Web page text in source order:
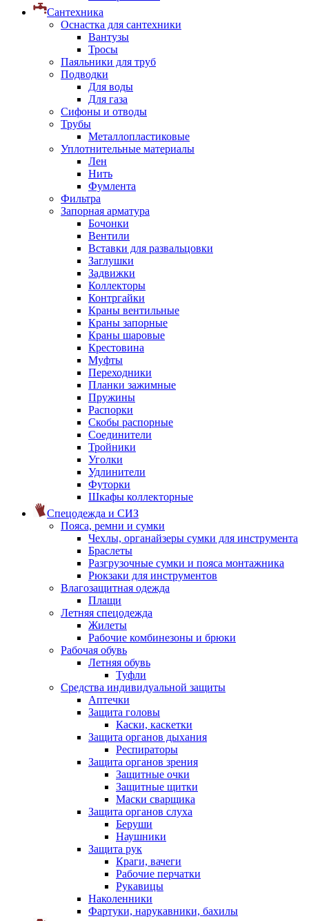
Сантехника
Оснастка для сантехники
Вантузы
Тросы
Паяльники для труб
Подводки
Для воды
Для газа
Сифоны и отводы
Трубы
Металлопластиковые
Уплотнительные материалы
Лен
Нить
Фумлента
Фильтра
Запорная арматура
Бочонки
Вентили
Вставки для развальцовки
Заглушки
Задвижки
Коллекторы
Контргайки
Краны вентильные
Краны запорные
Краны шаровые
Крестовина
Муфты
Переходники
Планки зажимные
Пружины
Распорки
Скобы распорные
Соединители
Тройники
Уголки
Удлинители
Футорки
Шкафы коллекторные
Спецодежда и СИЗ
Пояса, ремни и сумки
Чехлы, органайзеры сумки для инструмента
Браслеты
Разгрузочные сумки и пояса монтажника
Рюкзаки для инструментов
Влагозащитная одежда
Плащи
Летняя спецодежда
Жилеты
Рабочие комбинезоны и брюки
Рабочая обувь
Летняя обувь
Туфли
Средства индивидуальной защиты
Аптечки
Защита головы
Каски, каскетки
Защита органов дыхания
Респираторы
Защита органов зрения
Защитные очки
Защитные щитки
Маски сварщика
Защита органов слуха
Беруши
Наушники
Защита рук
Краги, вачеги
Рабочие перчатки
Рукавицы
Наколенники
Фартуки, нарукавники, бахилы